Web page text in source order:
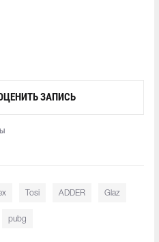
ЗАПИСЬ
Tosi ADDER Glaz
pubg